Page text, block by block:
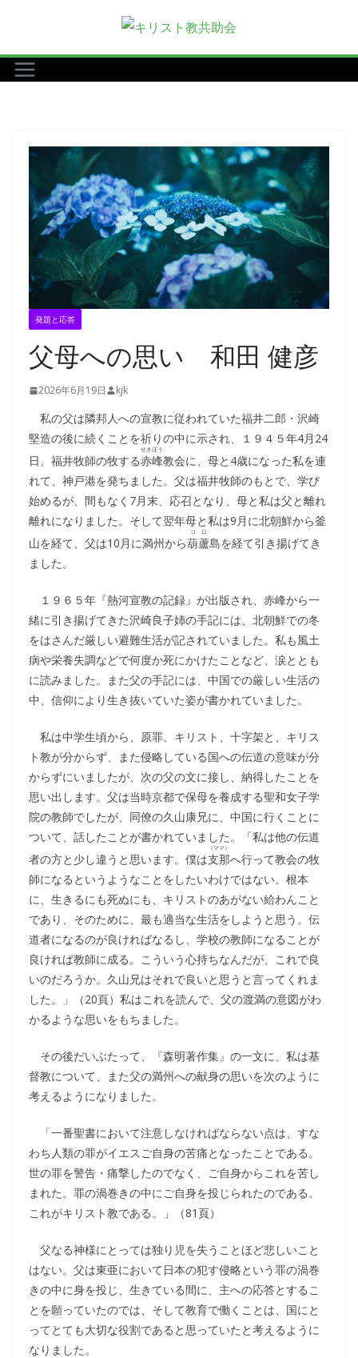
テ
ン
発題と応答
父母への思い 和田 健彦
2026年6月19日 kjk
私の父は隣邦人への宣教に従われていた福井二郎・沢崎
堅造の後に続くことを祈りの中に示され、１９４５年4月24
日、福井牧師の牧する赤峰
せきほう
教会に、母と4歳になった私を連
れて、神戸港を発ちました。父は福井牧師のもとで、学び
始めるが、間もなく7月末、応召となり、母と私は父と離れ
離れになりました。そして翌年母と私は9月に北朝鮮から釜
山を経て、父は10月に満州から葫蘆
コロ
島を経て引き揚げてき
ました。
１９６５年『熱河宣教の記録』が出版され、赤峰から一
緒に引き揚げてきた沢崎良子姉の手記には、北朝鮮での冬
をはさんだ厳しい避難生活が記されていました。私も風土
病や栄養失調などで何度か死にかけたことなど、涙ととも
に読みました。また父の手記には、中国での厳しい生活の
中、信仰により生き抜いていた姿が書かれていました。
私は中学生頃から、原罪、キリスト、十字架と、キリス
ト教が分からず、また侵略している国への伝道の意味が分
からずにいましたが、次の父の文に接し、納得したことを
思い出します。父は当時京都で保母を養成する聖和女子学
院の教師でしたが、同僚の久山康兄に、中国に行くことに
ついて、話したことが書かれていました。「私は他の伝道
者の方と少し違うと思います。僕は支那
（ママ）
へ行って教会の牧
師になるというようなことをしたいわけではない。根本
に、生きるにも死ぬにも、キリストのあがない給わんこと
であり、そのために、最も適当な生活をしようと思う。伝
道者になるのが良ければなるし、学校の教師になることが
良ければ教師に成る。こういう心持ちなんだが、これで良
いのだろうか。久山兄はそれで良いと思うと言ってくれま
した。」（20頁）私はこれを読んで、父の渡満の意図がわ
かるような思いをもちました。
その後だいぶたって、『森明著作集』の一文に、私は基
督教について、また父の満州への献身の思いを次のように
考えるようになりました。
「一番聖書において注意しなければならない点は、すな
わち人類の罪がイエスご自身の苦痛となったことである。
世の罪を警告・痛撃したのでなく、ご自身からこれを苦し
まれた。罪の渦巻きの中にご自身を投じられたのである。
これがキリスト教である。」（81頁）
父なる神様にとっては独り児を失うことほど悲しいこと
はない。父は東亜において日本の犯す侵略という罪の渦巻
きの中に身を投じ、生きている間に、主への応答とするこ
とを願っていたのでは、そして教育で働くことは、国にと
ってとても大切な役割であると思っていたと考えるように
なりました。